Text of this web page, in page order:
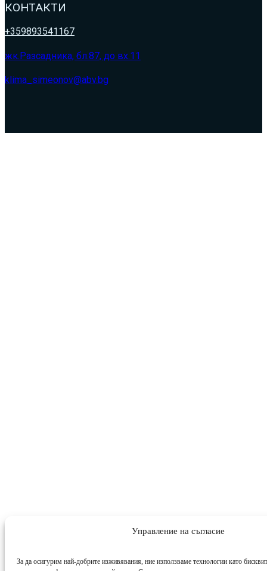
Управление на съгласие
За да осигурим най-добрите изживявания, ние използваме технологии като
КОНТАКТИ
+359893541167
жк.Разсадника, бл.87, до вх.11
klima_simeonov@abv.bg